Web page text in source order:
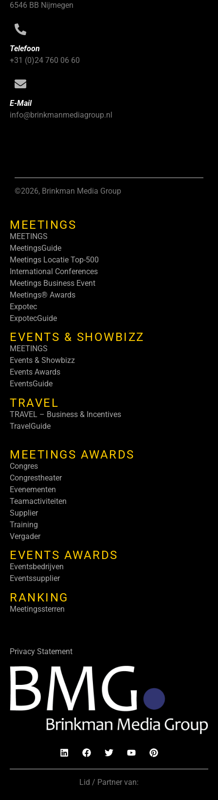
6546 BB Nijmegen
Telefoon
+31 (0)24 760 06 60
E-Mail
info@brinkmanmediagroup.nl
©2026, Brinkman Media Group
MEETINGS
MEETINGS
MeetingsGuide
Meetings Locatie Top-500
International Conferences
Meetings Business Event
Meetings® Awards
Expotec
ExpotecGuide
EVENTS & SHOWBIZZ
MEETINGS
Events & Showbizz
Events Awards
EventsGuide
TRAVEL
TRAVEL – Business & Incentives
TravelGuide
MEETINGS AWARDS
Congres
Congrestheater
Evenementen
Teamactiviteiten
Supplier
Training
Vergader
EVENTS AWARDS
Eventsbedrijven
Eventssupplier
RANKING
Meetingssterren
Privacy Statement
Lid / Partner van: